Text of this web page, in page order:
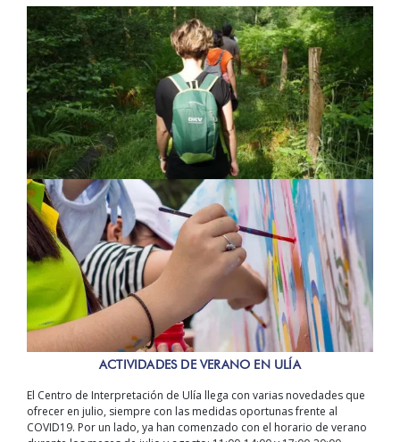
ACTIVIDADES DE VERANO EN ULÍA
El Centro de Interpretación de Ulía llega con varias novedades que
ofrecer en julio, siempre con las medidas oportunas frente al
COVID19. Por un lado, ya han comenzado con el horario de verano